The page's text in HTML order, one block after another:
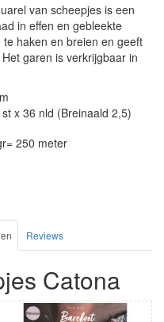
van scheepjes is een
in effen en gebleekte
haken en breien en geeft
garen is verkrijgbaar in
x 36 nld (Breinaald 2,5)
250 meter
Reviews
Catona